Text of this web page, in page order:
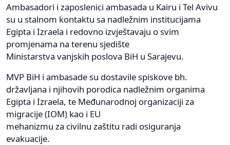
Ambasadori i zaposlenici ambasada u Kairu i Tel Avivu
su u stalnom kontaktu sa nadležnim institucijama
Egipta i Izraela i redovno izvještavaju o svim
promjenama na terenu sjedište
Ministarstva vanjskih poslova BiH u Sarajevu.
MVP BiH i ambasade su dostavile spiskove bh.
državljana i njihovih porodica nadležnim organima
Egipta i Izraela, te Međunarodnoj organizaciji za
migracije (IOM) kao i EU
mehanizmu za civilnu zaštitu radi osiguranja
evakuacije.